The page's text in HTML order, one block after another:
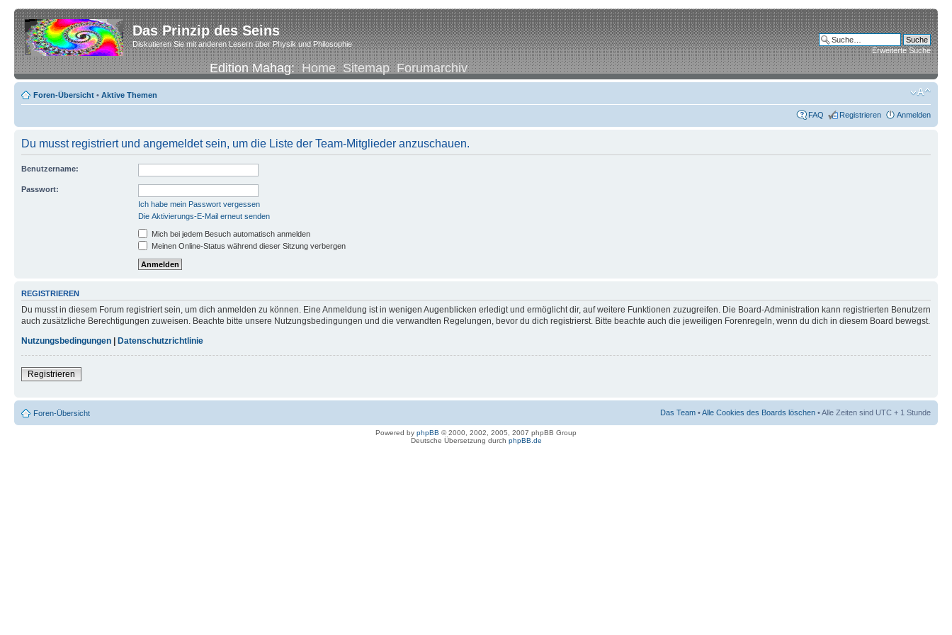
Das Prinzip des Seins
Diskutieren Sie mit anderen Lesern über Physik und Philosophie
Edition Mahag:Home Sitemap Forumarchiv
Erweiterte Suche
Foren-Übersicht • Aktive Themen
FAQ Registrieren Anmelden
Du musst registriert und angemeldet sein, um die Liste der Team-Mitglieder anzuschauen.
Benutzername:
Passwort:
Ich habe mein Passwort vergessen
Die Aktivierungs-E-Mail erneut senden
Mich bei jedem Besuch automatisch anmelden
Meinen Online-Status während dieser Sitzung verbergen
REGISTRIEREN
Du musst in diesem Forum registriert sein, um dich anmelden zu können. Eine Anmeldung ist in wenigen Augenblicken erledigt und ermöglicht dir, auf weitere Funktionen zuzugreifen. Die Board-Administration kann registrierten Benutzern
auch zusätzliche Berechtigungen zuweisen. Beachte bitte unsere Nutzungsbedingungen und die verwandten Regelungen, bevor du dich registrierst. Bitte beachte auch die jeweiligen Forenregeln, wenn du dich in diesem Board bewegst.
Nutzungsbedingungen
Datenschutzrichtlinie
Registrieren
Foren-Übersicht Das Team •Alle Cookies des Boards löschen • Alle Zeiten sind UTC + 1 Stunde
Powered by phpBB © 2000, 2002, 2005, 2007 phpBB Group
Deutsche Übersetzung durch phpBB.de